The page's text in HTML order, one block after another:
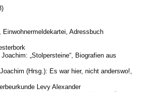
Einwohnermeldekartei, Adressbuch
„Stolpersteine“, Biografien aus
(Hrsg.): Es war hier, nicht anderswo!,
Levy Alexander